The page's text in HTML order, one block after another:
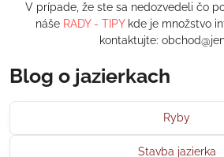
V prípade, že ste sa nedozvedeli čo
náše RADY - TIPYkde je množstvo
kontaktujte:
Blog o jazierkach
Ryby
Stavba jazierka